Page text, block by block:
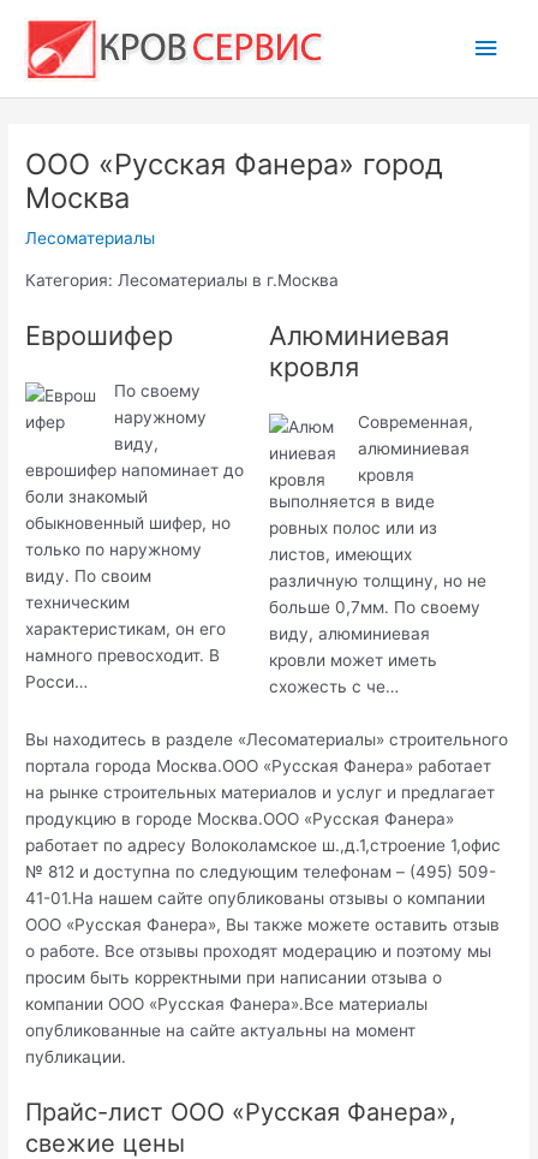
содержимому
ООО «Русская Фанера» город
Москва
Лесоматериалы
Категория: Лесоматериалы в г.Москва
Еврошифер
По своему
наружному
виду,
еврошифер напоминает до
боли знакомый
обыкновенный шифер, но
только по наружному
виду. По своим
техническим
характеристикам, он его
намного превосходит. В
Росси…
Алюминиевая
кровля
Современная,
алюминиевая
кровля
выполняется в виде
ровных полос или из
листов, имеющих
различную толщину, но не
больше 0,7мм. По своему
виду, алюминиевая
кровли может иметь
схожесть с че…
Вы находитесь в разделе «Лесоматериалы» строительного
портала города Москва.ООО «Русская Фанера» работает
на рынке строительных материалов и услуг и предлагает
продукцию в городе Москва.ООО «Русская Фанера»
работает по адресу Волоколамское ш.,д.1,строение 1,офис
№ 812 и доступна по следующим телефонам – (495) 509-
41-01.На нашем сайте опубликованы отзывы о компании
ООО «Русская Фанера», Вы также можете оставить отзыв
о работе. Все отзывы проходят модерацию и поэтому мы
просим быть корректными при написании отзыва о
компании ООО «Русская Фанера».Все материалы
опубликованные на сайте актуальны на момент
публикации.
Прайс-лист ООО «Русская Фанера»,
свежие цены